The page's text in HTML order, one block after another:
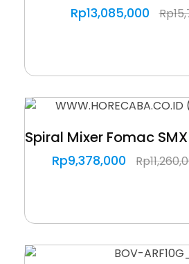
Rp13,085,000 Rp
Spiral Mixer Fomac
Rp9,378,000 Rp